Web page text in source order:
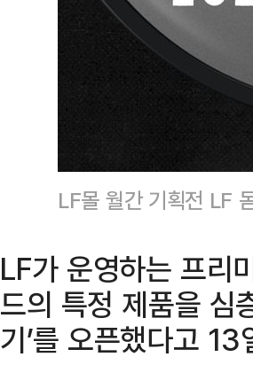
LF몰 월간 기획전 LF
LF가 운영하는 프리
드의 특정 제품을 심
기’를 오픈했다고 13